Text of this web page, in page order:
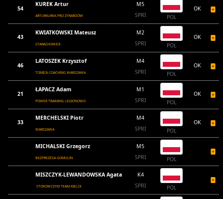
54
KUREK Artur
ARTURKUREK.PRO ŻYRARDÓW
M5
SPRI
POL
OK
43
KWIATKOWSKI Mateusz
STARACHOWICE
M2
SPRI
POL
OK
46
LATOSZEK Krzysztof
TOMICA COACHING WARSZAWA
M4
SPRI
POL
OK
21
ŁAPACZ Adam
POWER TRAINING LEGIONOWO
M1
SPRI
POL
OK
33
MERCHELSKI Piotr
WARSZAWA
M4
SPRI
POL
OK
MICHALSKI Grzegorz
BEZPREZESA GOMULIN
M5
SPRI
POL
MISZCZYK-LEWANDOWSKA Agata
STOKOWCZYKI TEAM KIELCE
K4
SPRI
POL